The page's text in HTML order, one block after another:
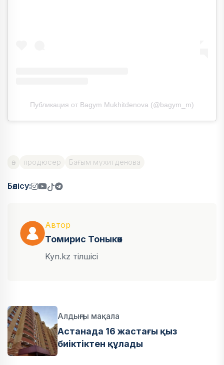
Публикация от Bagym Mukhitdenova (@bagym_m)
ән продюсер Бағым мұхитденова
Бөлісу:
Автор
Томирис Тоныкөк
Kyn.kz тілшісі
Алдыңғы мақала
Астанада 16 жастағы қыз
биіктіктен құлады